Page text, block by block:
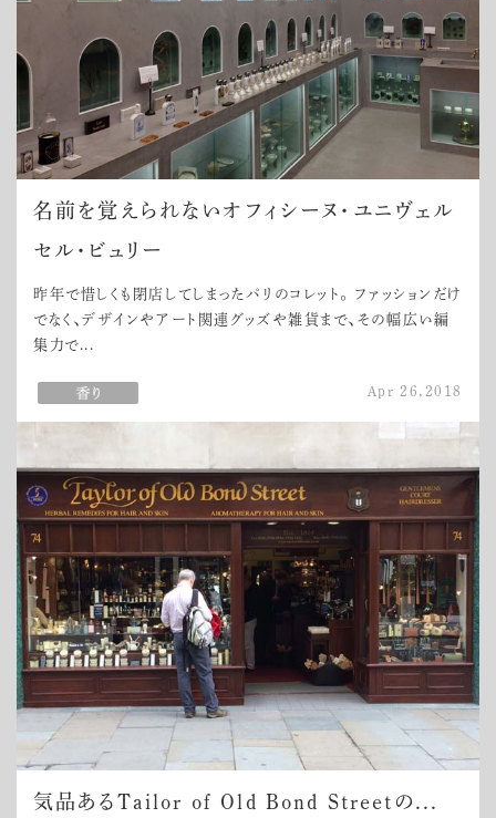
名前を覚えられないオフィシーヌ・ユニヴェル
セル・ビュリー
昨年で惜しくも閉店してしまったパリのコレット。 ファッションだけ
でなく、デザインやアート関連グッズや雑貨まで、その幅広い編
集力で...
Apr 26,2018
気品あるTailor of Old Bond Streetの...